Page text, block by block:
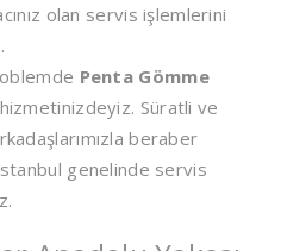
olan servis işlemlerini
Penta Gömme
Süratli ve
beraber
genelinde servis